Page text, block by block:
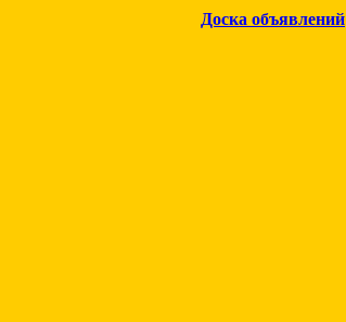
Доска объявлений